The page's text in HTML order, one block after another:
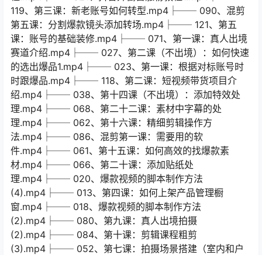
119、第三课：新老账号如何转型.mp4├── 090、混剪
第五课：分割爆款镜头添加转场.mp4├── 121、第五
课：账号的基础装修.mp4├── 071、第一课：真人出境
赛道介绍.mp4├── 027、第二课（不出境）：如何快速
的选出爆品1.mp4├── 023、第一课：根据对标账号时
时跟爆品.mp4├── 118、第二课：短视频带货项目介
绍.mp4├── 038、第十四课（不出境）：添加特效处
理.mp4├── 068、第二十二课：素材中字幕的处
理.mp4├── 062、第十六课：精细剪辑操作方
法.mp4├── 086、混剪第一课：需要用的软
件.mp4├── 061、第十五课：如何高效的找爆款素
材.mp4├── 066、第二十课：添加贴纸处
理.mp4├── 020、爆款视频的脚本制作方法
(4).mp4├── 013、第四课：如何上架产品管理橱
窗.mp4├── 018、爆款视频的脚本制作方法
(2).mp4├── 080、第九课：真人出境拍摄
(2).mp4├── 084、第十课：剪辑课程粗剪
(3).mp4├── 052、第七课：拍摄场景搭建（室内和户